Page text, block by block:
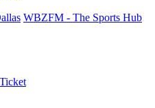
WBZFM - The Sports Hub